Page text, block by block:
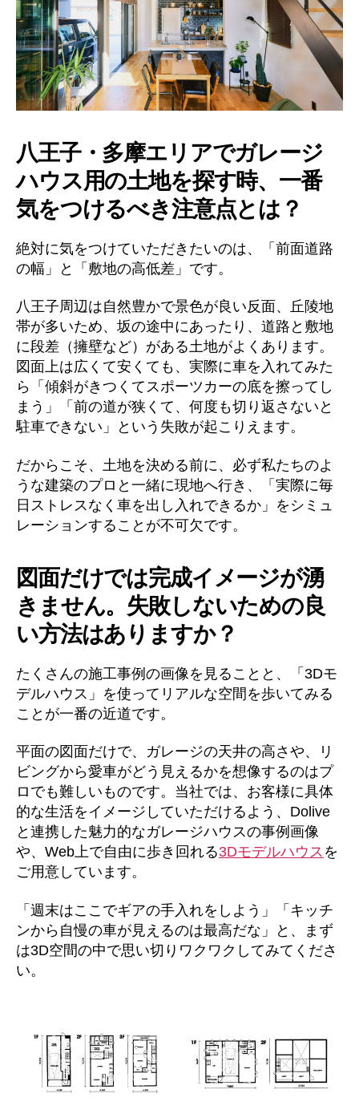
八王子・多摩エリアでガレージ
ハウス用の土地を探す時、一番
気をつけるべき注意点とは？
絶対に気をつけていただきたいのは、「前面道路
の幅」と「敷地の高低差」です。
八王子周辺は自然豊かで景色が良い反面、丘陵地
帯が多いため、坂の途中にあったり、道路と敷地
に段差（擁壁など）がある土地がよくあります。
図面上は広くて安くても、実際に車を入れてみた
ら「傾斜がきつくてスポーツカーの底を擦ってし
まう」「前の道が狭くて、何度も切り返さないと
駐車できない」という失敗が起こりえます。
だからこそ、土地を決める前に、必ず私たちのよ
うな建築のプロと一緒に現地へ行き、「実際に毎
日ストレスなく車を出し入れできるか」をシミュ
レーションすることが不可欠です。
図面だけでは完成イメージが湧
きません。失敗しないための良
い方法はありますか？
たくさんの施工事例の画像を見ることと、「3Dモ
デルハウス」を使ってリアルな空間を歩いてみる
ことが一番の近道です。
平面の図面だけで、ガレージの天井の高さや、リ
ビングから愛車がどう見えるかを想像するのはプ
ロでも難しいものです。当社では、お客様に具体
的な生活をイメージしていただけるよう、Dolive
と連携した魅力的なガレージハウスの事例画像
や、Web上で自由に歩き回れる3Dモデルハウス を
ご用意しています。
「週末はここでギアの手入れをしよう」「キッチ
ンから自慢の車が見えるのは最高だな」と、まず
は3D空間の中で思い切りワクワクしてみてくださ
い。